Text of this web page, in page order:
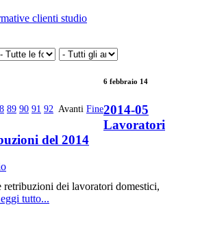
clienti studio
89 90 91 92 Avanti Fine
6 febbraio 14
2014-05
Lavoratori
del 2014
retribuzioni dei lavoratori domestici,
tutto...